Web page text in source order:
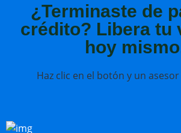
¿Terminaste de
crédito? Libera tu
hoy
Haz clic en el botón y un